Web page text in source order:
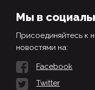
Мы в
Присоединяйтесь к
новостями на:
Facebook
Twitter